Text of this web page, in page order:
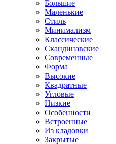
Большие
Маленькие
Стиль
Минимализм
Классические
Скандинавские
Современные
Форма
Высокие
Квадратные
Угловые
Низкие
Особенности
Встроенные
Из кладовки
Закрытые